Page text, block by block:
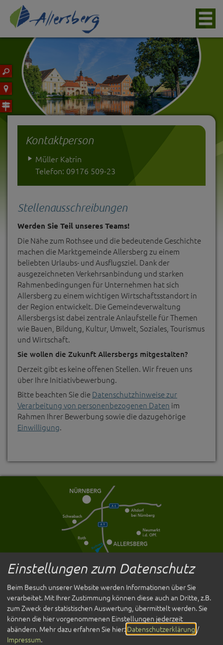
Kontaktperson
Müller Katrin
Telefon: 09176 509-23
Stellenausschreibungen
Werden Sie Teil unseres Teams!
Die Nähe zum Rothsee und die bedeutende Geschichte
machen die Marktgemeinde Allersberg zu einem
beliebten Urlaubs- und Ausflugsziel. Dank der
ausgezeichneten Verkehrsanbindung und starken
Rahmenbedingungen für Unternehmen hat sich
Allersberg zu einem wichtigen Wirtschaftsstandort in
der Region entwickelt. Die Gemeindeverwaltung
Allersbergs ist dabei zentrale Anlaufstelle für Themen
wie Bauen, Bildung, Kultur, Umwelt, Soziales, Tourismus
und Wirtschaft.
Sie wollen die Zukunft Allersbergs mitgestalten?
Derzeit gibt es keine offenen Stellen. Wir freuen uns
über Ihre Initiativbewerbung.
Bitte beachten Sie dieDatenschutzhinweise zur
Verarbeitung von personenbezogenen Daten im
Rahmen Ihrer Bewerbung sowie die dazugehörige
Einwilligung.
Entdecken
Übernachten
Gastronomie
Veranstaltungen
Einstellungen zum Datenschutz
Beim Besuch unserer Website werden Informationen über Sie
verarbeitet. Mit Ihrer Zustimmung können diese auch an Dritte, z.B.
zum Zweck der statistischen Auswertung, übermittelt werden. Sie
können die hier vorgenommenen Einstellungen jederzeit
abändern. Mehr dazu erfahren Sie hier: Datenschutzerklärung /
Impressum.